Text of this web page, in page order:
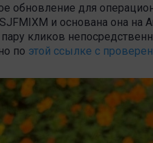
обновление для
и основана она на
кликов
по этой ссылке с